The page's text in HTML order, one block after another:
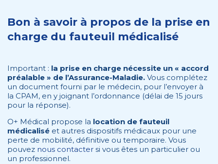
Bon à savoir à propos de la prise en
charge du fauteuil médicalisé
Important : la prise en charge nécessite un « accord
préalable » de l’Assurance-Maladie. Vous complétez
un document fourni par le médecin, pour l’envoyer à
la CPAM, en y joignant l’ordonnance (délai de 15 jours
pour la réponse).
O+ Médical propose la location de fauteuil
médicalisé et autres dispositifs médicaux pour une
perte de mobilité, définitive ou temporaire. Vous
pouvez nous contacter si vous êtes un particulier ou
un professionnel.